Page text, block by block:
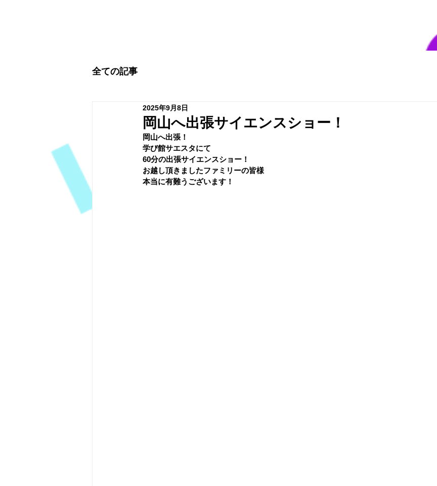
全ての記事
岡山へ出張サイエンスショー！
2025年9月8日
岡山へ出張！
学び館サエスタにて
60分の出張サイエンスショー！
お越し頂きましたファミリーの皆様
本当に有難うございます！